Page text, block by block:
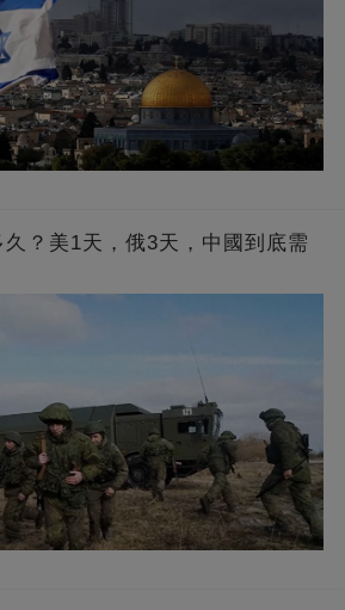
？美1天，俄3天，中國到底需